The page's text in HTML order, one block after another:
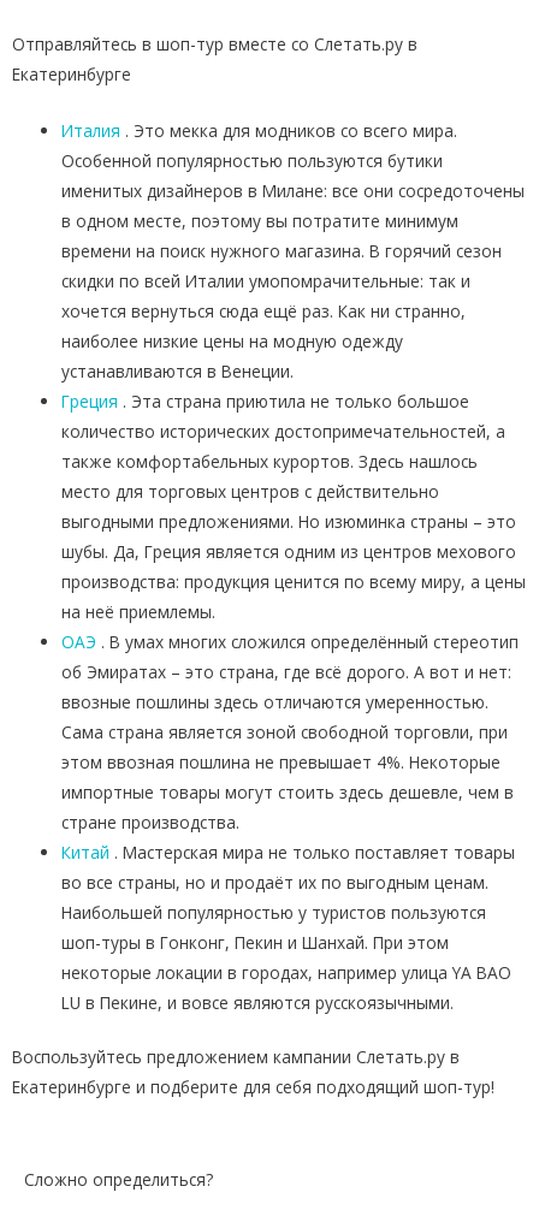
Отправляйтесь в шоп-тур вместе со Слетать.ру в
Екатеринбурге
Италия . Это мекка для модников со всего мира.
Особенной популярностью пользуются бутики
именитых дизайнеров в Милане: все они сосредоточены
в одном месте, поэтому вы потратите минимум
времени на поиск нужного магазина. В горячий сезон
скидки по всей Италии умопомрачительные: так и
хочется вернуться сюда ещё раз. Как ни странно,
наиболее низкие цены на модную одежду
устанавливаются в Венеции.
Греция . Эта страна приютила не только большое
количество исторических достопримечательностей, а
также комфортабельных курортов. Здесь нашлось
место для торговых центров с действительно
выгодными предложениями. Но изюминка страны – это
шубы. Да, Греция является одним из центров мехового
производства: продукция ценится по всему миру, а цены
на неё приемлемы.
ОАЭ . В умах многих сложился определённый стереотип
об Эмиратах – это страна, где всё дорого. А вот и нет:
ввозные пошлины здесь отличаются умеренностью.
Сама страна является зоной свободной торговли, при
этом ввозная пошлина не превышает 4%. Некоторые
импортные товары могут стоить здесь дешевле, чем в
стране производства.
Китай . Мастерская мира не только поставляет товары
во все страны, но и продаёт их по выгодным ценам.
Наибольшей популярностью у туристов пользуются
шоп-туры в Гонконг, Пекин и Шанхай. При этом
некоторые локации в городах, например улица YA BAO
LU в Пекине, и вовсе являются русскоязычными.
Воспользуйтесь предложением кампании Слетать.ру в
Екатеринбурге и подберите для себя подходящий шоп-тур!
Сложно определиться?